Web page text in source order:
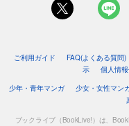
ご利用ガイド FAQ(よくある質問)
示
個人情
少年・青年マンガ
少女・女性マン
ブックライブ（BookLive!）は、